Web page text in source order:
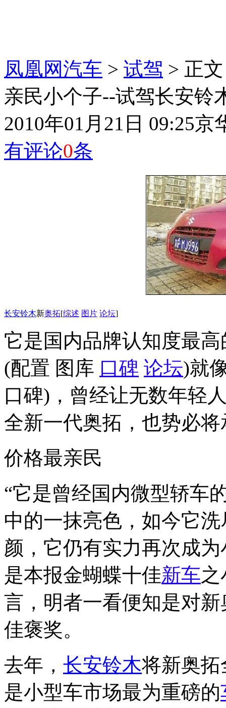
凤凰网汽车 > 试驾 > 正文
亲民小个子--试驾长安铃
2010年01月21日 09:25京
有评论0条
长安铃木新奥拓[综述 图片 论坛]
它是国内品牌认知度最
(配置 图库 口碑 论坛)就
口碑)，曾经让无数年轻
全新一代奥拓，也势必
价格最亲民
“它是曾经国内微型轿车
中的一抹亮色，如今它
颜，它仍有实力再次成
是本报金蝴蝶十佳新车
言，明者一看便知是对
佳褒奖。
去年， 长安铃木将新奥
是小型车市场最为重磅的